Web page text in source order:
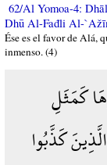
62/Al Yomoa-4:
Dhū Al-Fađli Al-
Ése es el favor de Alá,
inmenso. (4)
كَمَثَلِ
كَذَّبُوا